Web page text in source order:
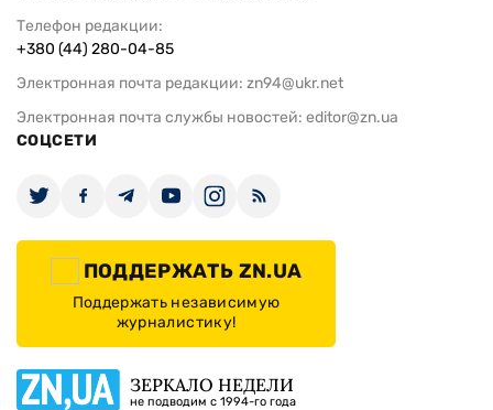
Телефон редакции:
+380 (44) 280-04-85
Электронная почта редакции: zn94@ukr.net
Электронная почта службы новостей: editor@zn.ua
СОЦСЕТИ
ПОДДЕРЖАТЬ ZN.UA
Поддержать независимую
журналистику!
ЗЕРКАЛО НЕДЕЛИ
не подводим с 1994-го года